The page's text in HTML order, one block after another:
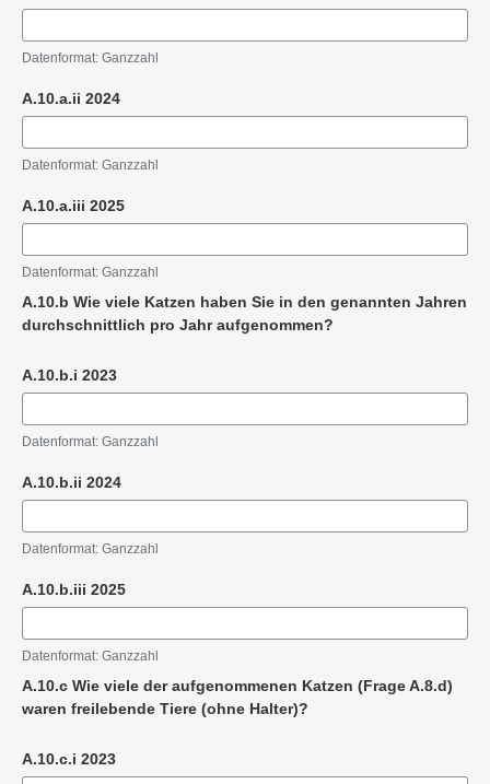
Datenformat: Ganzzahl
A.10.a.ii 2024
Datenformat: Ganzzahl
A.10.a.iii 2025
Datenformat: Ganzzahl
A.10.b Wie viele Katzen haben Sie in den genannten Jahren
durchschnittlich pro Jahr aufgenommen?
A.10.b.i 2023
Datenformat: Ganzzahl
A.10.b.ii 2024
Datenformat: Ganzzahl
A.10.b.iii 2025
Datenformat: Ganzzahl
A.10.c Wie viele der aufgenommenen Katzen (Frage A.8.d)
waren freilebende Tiere (ohne Halter)?
A.10.c.i 2023